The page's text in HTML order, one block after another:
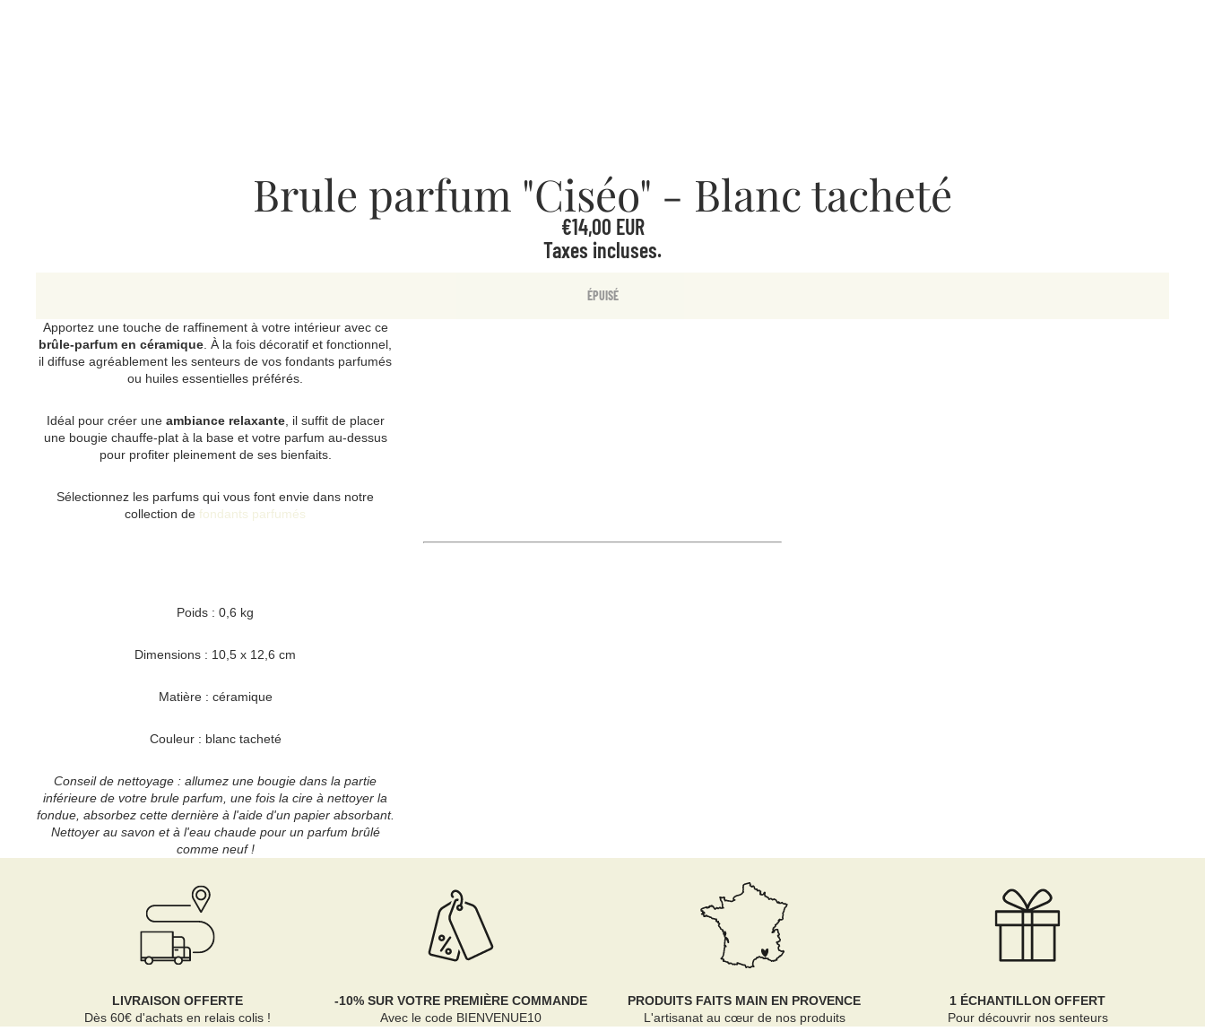
Brule parfum "Ciséo" - Blanc tacheté
€14,00 EUR
Taxes incluses.
ÉPUISÉ
Apportez une touche de raffinement à votre intérieur avec ce
brûle-parfum en céramique . À la fois décoratif et fonctionnel,
il diffuse agréablement les senteurs de vos fondants parfumés
ou huiles essentielles préférés.
Idéal pour créer une ambiance relaxante, il suffit de placer
une bougie chauffe-plat à la base et votre parfum au-dessus
pour profiter pleinement de ses bienfaits.
Sélectionnez les parfums qui vous font envie dans notre
collection de fondants parfumés
Poids : 0,6 kg
Dimensions : 10,5 x 12,6 cm
Matière : céramique
Couleur : blanc tacheté
Conseil de nettoyage : allumez une bougie dans la partie
inférieure de votre brule parfum, une fois la cire à nettoyer la
fondue, absorbez cette dernière à l'aide d'un papier absorbant.
Nettoyer au savon et à l'eau chaude pour un parfum brûlé
comme neuf !
LIVRAISON OFFERTE
Dès 60€ d'achats en relais colis !
-10% SUR VOTRE PREMIÈRE COMMANDE
Avec le code BIENVENUE10
PRODUITS FAITS MAIN EN PROVENCE
L'artisanat au cœur de nos produits
1 ÉCHANTILLON OFFERT
Pour découvrir nos senteurs